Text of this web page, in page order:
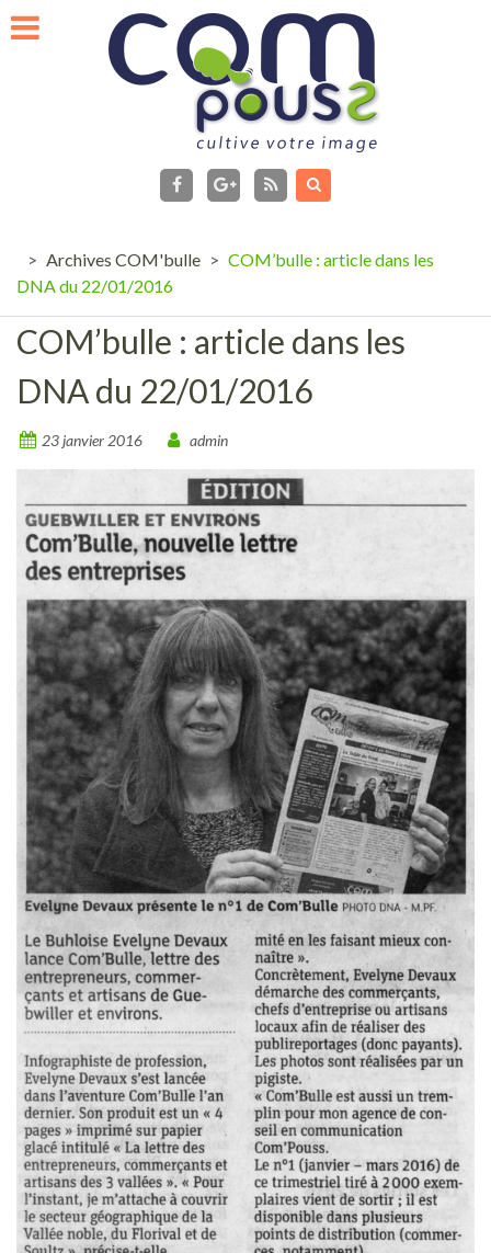
Skip
to
facebook
Flux
> Archives COM'bulle > COM’bulle : article dans les
DNA du 22/01/2016
COM’bulle : article dans les
DNA du 22/01/2016
23 janvier 2016 admin